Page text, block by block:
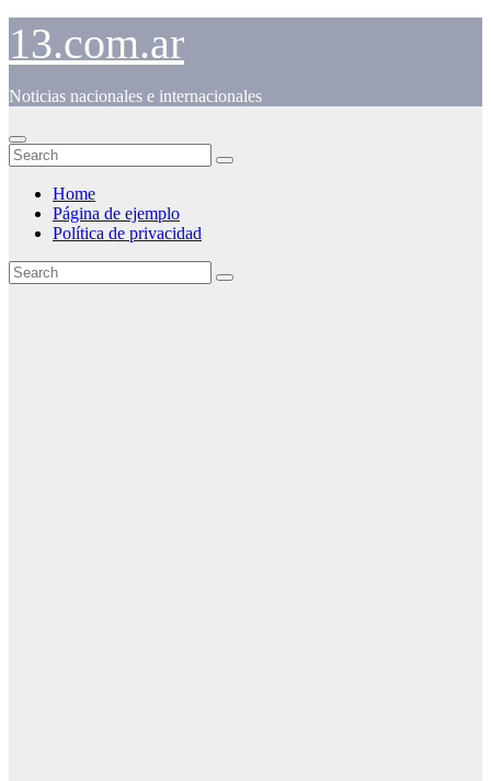
Skip
content
13.com.ar
Noticias nacionales e internacionales
Home
Página de ejemplo
Política de privacidad